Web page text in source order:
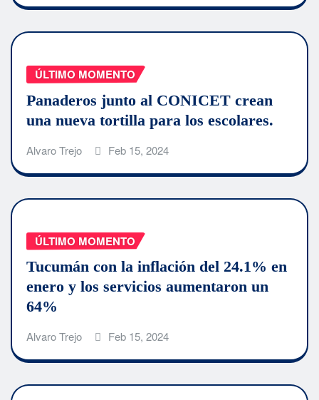
ÚLTIMO MOMENTO
Panaderos junto al CONICET crean
una nueva tortilla para los escolares.
Alvaro Trejo Feb 15, 2024
ÚLTIMO MOMENTO
Tucumán con la inflación del 24.1% en
enero y los servicios aumentaron un
64%
Alvaro Trejo Feb 15, 2024